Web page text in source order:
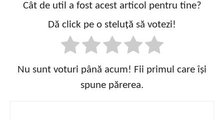
Cât de util a fost acest articol pentru tine?
Dă click pe o steluță să votezi!
Nu sunt voturi până acum! Fii primul care își
spune părerea.